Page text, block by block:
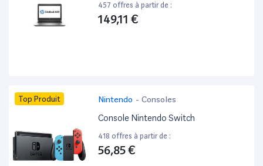
457 offres à partir de :
149,11 €
Top Produit Nintendo - Consoles
Console Nintendo Switch
418 offres à partir de :
56,85 €